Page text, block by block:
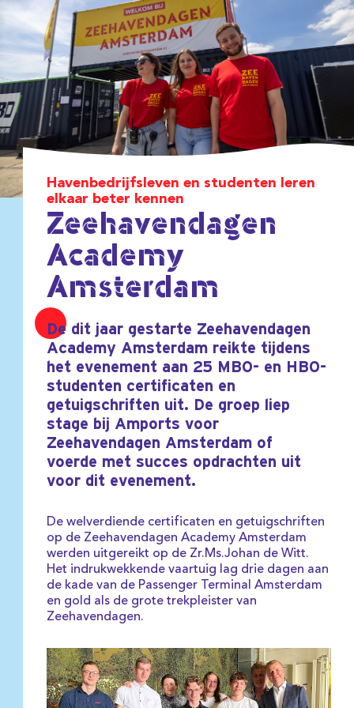
Havenbedrijfsleven en studenten leren
elkaar beter kennen
Zeehavendagen
Academy
Amsterdam
De dit jaar gestarte Zeehavendagen
Academy Amsterdam reikte tijdens
het evenement aan 25 MBO- en HBO-
studenten certificaten en
getuigschriften uit. De groep liep
stage bij Amports voor
Zeehavendagen Amsterdam of
voerde met succes opdrachten uit
voor dit evenement.
De welverdiende certificaten en getuigschriften
op de Zeehavendagen Academy Amsterdam
werden uitgereikt op de Zr.Ms.Johan de Witt.
Het indrukwekkende vaartuig lag drie dagen aan
de kade van de Passenger Terminal Amsterdam
en gold als de grote trekpleister van
Zeehavendagen.